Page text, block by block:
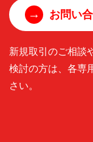
→ お問い
新規取引のご相談
検討の方は、各専
さい。